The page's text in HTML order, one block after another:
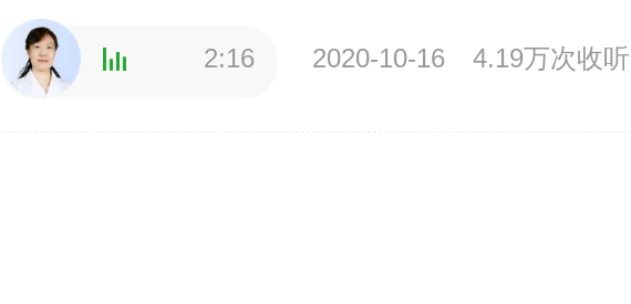
2:16 2020-10-16 4.19万次收听